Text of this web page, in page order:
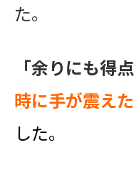
た。
「余りにも得
時に手が震えた
した。